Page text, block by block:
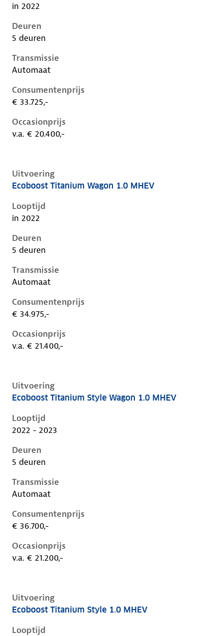
in 2022
Deuren
5 deuren
Transmissie
Automaat
Consumentenprijs
€ 33.725,-
Occasionprijs
v.a. € 20.400,-
Uitvoering
Ford Focus iv-1e-facelift, wagon 1.0 mhev, 92 kW,
Ecoboost Titanium Wagon 1.0 MHEV
Looptijd
in 2022
Deuren
5 deuren
Transmissie
Automaat
Consumentenprijs
€ 34.975,-
Occasionprijs
v.a. € 21.400,-
Uitvoering
Ford Focus iv-1e-facelift, wagon 1.0 mhev, 92 kW,
Ecoboost Titanium Style Wagon 1.0 MHEV
Looptijd
2022 - 2023
Deuren
5 deuren
Transmissie
Automaat
Consumentenprijs
€ 36.700,-
Occasionprijs
v.a. € 21.200,-
Uitvoering
Ford Focus iv-1e-facelift, 1.0 mhev, 92 kW, Benzine,
Ecoboost Titanium Style 1.0 MHEV
Looptijd